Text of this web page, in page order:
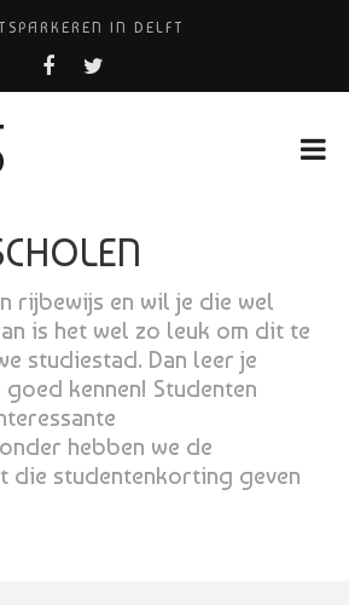
IN DELFT
PIZZERIA POMPEÏ ￼
ON THE SPOT!
rijbewijs en wil je die wel
is het wel zo leuk om dit te
studiestad. Dan leer je
kennen! Studenten
hebben we de
die studentenkorting geven